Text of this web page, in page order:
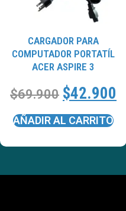
CARGADOR PARA
COMPUTADOR PORTATÍL
ACER ASPIRE 3
$69.900 $42.900
AÑADIR AL CARRITO